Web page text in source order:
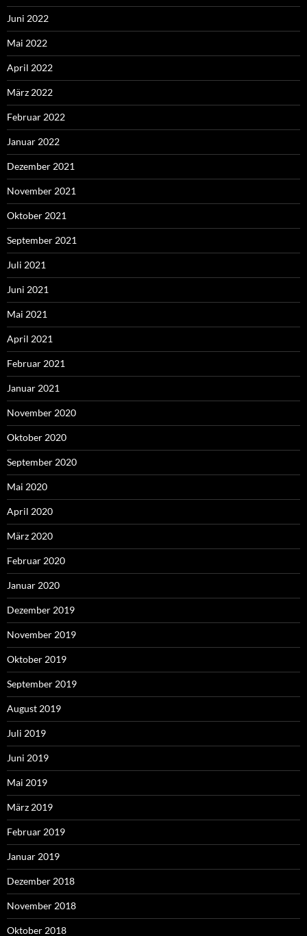
Juni 2022
Mai 2022
April 2022
März 2022
Februar 2022
Januar 2022
Dezember 2021
November 2021
Oktober 2021
September 2021
Juli 2021
Juni 2021
Mai 2021
April 2021
Februar 2021
Januar 2021
November 2020
Oktober 2020
September 2020
Mai 2020
April 2020
März 2020
Februar 2020
Januar 2020
Dezember 2019
November 2019
Oktober 2019
September 2019
August 2019
Juli 2019
Juni 2019
Mai 2019
März 2019
Februar 2019
Januar 2019
Dezember 2018
November 2018
Oktober 2018